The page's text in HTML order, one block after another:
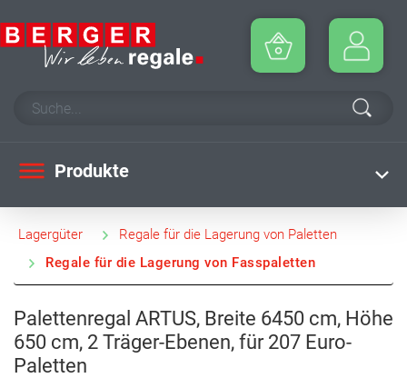
Produkte
Lagergüter
Regale für die Lagerung von Paletten
Regale für die Lagerung von Fasspaletten
Palettenregal ARTUS, Breite 6450 cm, Höhe
650 cm, 2 Träger-Ebenen, für 207 Euro-
Paletten